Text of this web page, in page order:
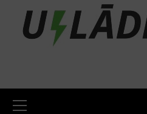
content
Menu